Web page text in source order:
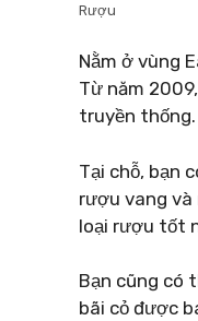
Rượu
Nằm ở vùng
Từ năm
truyền thống.
Tại chỗ, bạn
rượu vang
loại rượu tốt
Bạn cũng có
bãi cỏ được